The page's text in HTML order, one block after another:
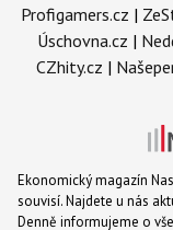
Profigamers.cz |
Úschovna.cz |
CZhity.cz |
Ekonomický magazín
souvisí. Najdete u nás
Denně informujeme o